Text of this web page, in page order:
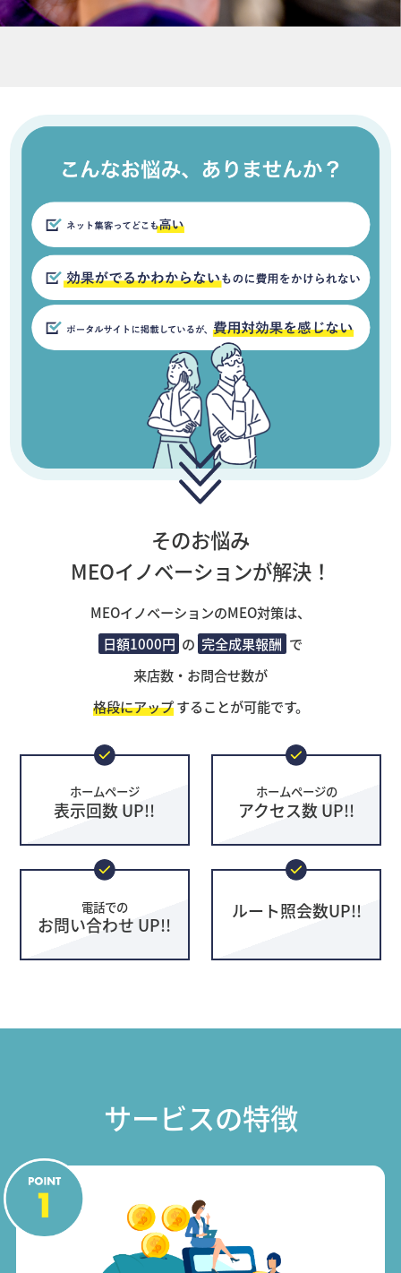
そのお悩み
MEOイノベーションが解決！
MEOイノベーションのMEO対策は、
日額1000円 の 完全成果報酬 で
来店数・お問合せ数が
格段にアップすることが可能です。
ホームページ
表示回数 UP!!
ホームページの
アクセス数 UP!!
電話での
お問い合わせ UP!!
ルート照会数UP!!
サービスの特徴